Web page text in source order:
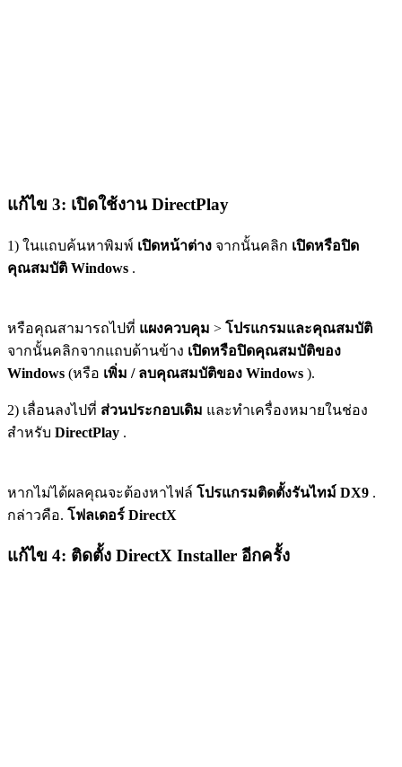
แก้ไข 3: เปิดใช้งาน DirectPlay
1) ในแถบค้นหาพิมพ์ เปิดหน้าต่าง จากนั้นคลิก เปิดหรือปิด
คุณสมบัติ Windows .
หรือคุณสามารถไปที่ แผงควบคุม > โปรแกรมและคุณสมบัติ
จากนั้นคลิกจากแถบด้านข้าง เปิดหรือปิดคุณสมบัติของ
Windows (หรือ เพิ่ม / ลบคุณสมบัติของ Windows ).
2) เลื่อนลงไปที่ ส่วนประกอบเดิม และทำเครื่องหมายในช่อง
สำหรับ DirectPlay .
หากไม่ได้ผลคุณจะต้องหาไฟล์ โปรแกรมติดตั้งรันไทม์ DX9 .
กล่าวคือ. โฟลเดอร์ DirectX
แก้ไข 4: ติดตั้ง DirectX Installer อีกครั้ง